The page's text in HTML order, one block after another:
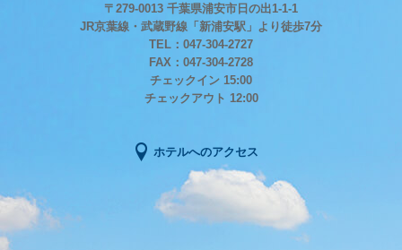
〒279-0013 千葉県浦安市日の出1-1-1
JR京葉線・武蔵野線「新浦安駅」より徒歩7分
TEL：047-304-2727
FAX：047-304-2728
チェックイン 15:00
チェックアウト 12:00
ホテルへのアクセス